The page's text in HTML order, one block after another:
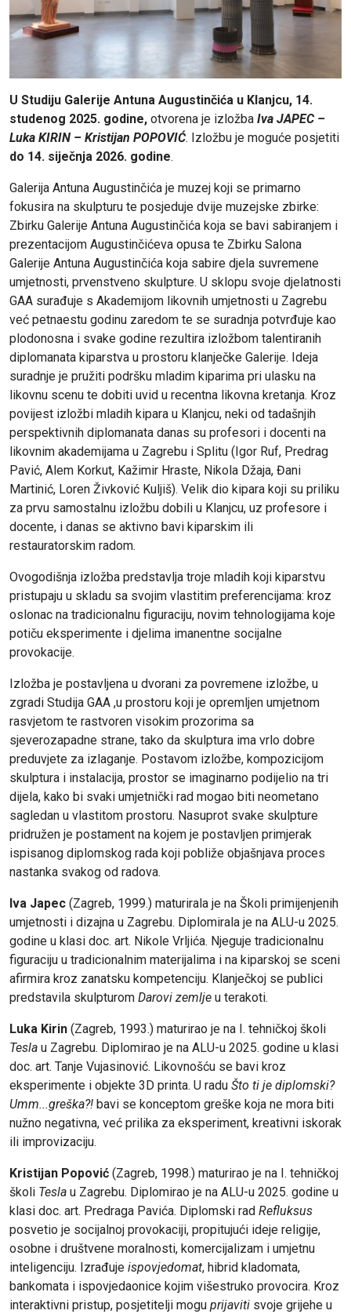
U Studiju Galerije Antuna Augustinčića u Klanjcu, 14.
studenog 2025. godine, otvorena je izložba Iva JAPEC –
Luka KIRIN – Kristijan POPOVIĆ. Izložbu je moguće posjetiti
do 14. siječnja 2026. godine.
Galerija Antuna Augustinčića je muzej koji se primarno
fokusira na skulpturu te posjeduje dvije muzejske zbirke:
Zbirku Galerije Antuna Augustinčića koja se bavi sabiranjem i
prezentacijom Augustinčićeva opusa te Zbirku Salona
Galerije Antuna Augustinčića koja sabire djela suvremene
umjetnosti, prvenstveno skulpture. U sklopu svoje djelatnosti
GAA surađuje s Akademijom likovnih umjetnosti u Zagrebu
već petnaestu godinu zaredom te se suradnja potvrđuje kao
plodonosna i svake godine rezultira izložbom talentiranih
diplomanata kiparstva u prostoru klanječke Galerije. Ideja
suradnje je pružiti podršku mladim kiparima pri ulasku na
likovnu scenu te dobiti uvid u recentna likovna kretanja. Kroz
povijest izložbi mladih kipara u Klanjcu, neki od tadašnjih
perspektivnih diplomanata danas su profesori i docenti na
likovnim akademijama u Zagrebu i Splitu (Igor Ruf, Predrag
Pavić, Alem Korkut, Kažimir Hraste, Nikola Džaja, Đani
Martinić, Loren Živković Kuljiš). Velik dio kipara koji su priliku
za prvu samostalnu izložbu dobili u Klanjcu, uz profesore i
docente, i danas se aktivno bavi kiparskim ili
restauratorskim radom.
Ovogodišnja izložba predstavlja troje mladih koji kiparstvu
pristupaju u skladu sa svojim vlastitim preferencijama: kroz
oslonac na tradicionalnu figuraciju, novim tehnologijama koje
potiču eksperimente i djelima imanentne socijalne
provokacije.
Izložba je postavljena u dvorani za povremene izložbe, u
zgradi Studija GAA ,u prostoru koji je opremljen umjetnom
rasvjetom te rastvoren visokim prozorima sa
sjeverozapadne strane, tako da skulptura ima vrlo dobre
preduvjete za izlaganje. Postavom izložbe, kompozicijom
skulptura i instalacija, prostor se imaginarno podijelio na tri
dijela, kako bi svaki umjetnički rad mogao biti neometano
sagledan u vlastitom prostoru. Nasuprot svake skulpture
pridružen je postament na kojem je postavljen primjerak
ispisanog diplomskog rada koji pobliže objašnjava proces
nastanka svakog od radova.
Iva Japec (Zagreb, 1999.) maturirala je na Školi primijenjenih
umjetnosti i dizajna u Zagrebu. Diplomirala je na ALU-u 2025.
godine u klasi doc. art. Nikole Vrljića. Njeguje tradicionalnu
figuraciju u tradicionalnim materijalima i na kiparskoj se sceni
afirmira kroz zanatsku kompetenciju. Klanječkoj se publici
predstavila skulpturom Darovi zemlje u terakoti.
Luka Kirin (Zagreb, 1993.) maturirao je na I. tehničkoj školi
Tesla u Zagrebu. Diplomirao je na ALU-u 2025. godine u klasi
doc. art. Tanje Vujasinović. Likovnošću se bavi kroz
eksperimente i objekte 3D printa. U radu Što ti je diplomski?
Umm...greška?! bavi se konceptom greške koja ne mora biti
nužno negativna, već prilika za eksperiment, kreativni iskorak
ili improvizaciju.
Kristijan Popović (Zagreb, 1998.) maturirao je na I. tehničkoj
školi Tesla u Zagrebu. Diplomirao je na ALU-u 2025. godine u
klasi doc. art. Predraga Pavića. Diplomski rad Refluksus
posvetio je socijalnoj provokaciji, propitujući ideje religije,
osobne i društvene moralnosti, komercijalizam i umjetnu
inteligenciju. Izrađuje ispovjedomat, hibrid kladomata,
bankomata i ispovjedaonice kojim višestruko provocira. Kroz
interaktivni pristup, posjetitelji mogu prijaviti svoje grijehe u